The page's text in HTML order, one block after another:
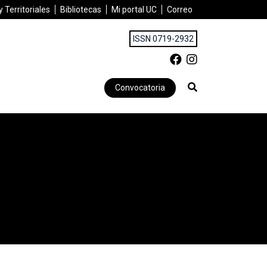
Territoriales Bibliotecas Mi portal UC Correo
ISSN 0719-2932
Convocatoria